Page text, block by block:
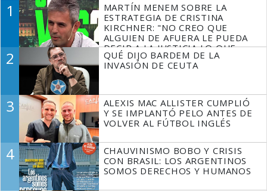
1
MARTÍN MENEM SOBRE LA
ESTRATEGIA DE CRISTINA
KIRCHNER: "NO CREO QUE
ALGUIEN DE AFUERA LE PUEDA
DECIR A LA JUSTICIA LO QUE
TIENE QUE HACER"
2
QUÉ DIJO BARDEM DE LA
INVASIÓN DE CEUTA
3
ALEXIS MAC ALLISTER CUMPLIÓ
Y SE IMPLANTÓ PELO ANTES DE
VOLVER AL FÚTBOL INGLÉS
4
CHAUVINISMO BOBO Y CRISIS
CON BRASIL: LOS ARGENTINOS
SOMOS DERECHOS Y HUMANOS